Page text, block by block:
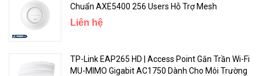
mỗi thiết bị, người dùng có thể xem các thông tin như địa chỉ IP,
MAC, loại phần cứng...
Chuẩn AXE5400 256 Users Hỗ Trợ Mesh
Liên hệ
TP-Link EAP265 HD | Access Point Gắn Trần Wi-Fi
MU-MIMO Gigabit AC1750 Dành Cho Môi Trường